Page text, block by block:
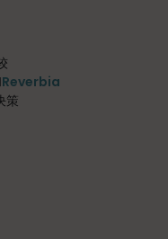
Reverbia
策